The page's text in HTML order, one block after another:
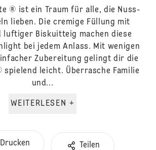
® ist ein Traum für alle, die Nuss-
lieben. Die cremige Füllung mit
luftiger Biskuitteig machen diese
bei jedem Anlass. Mit wenigen
Zubereitung gelingt dir die
leicht. Überrasche Familie
und...
WEITERLESEN +
Drucken Teilen